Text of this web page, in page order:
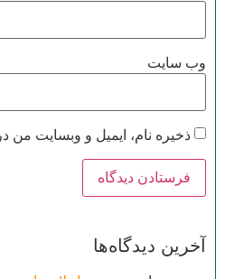
وب‌ سایت
ذخیره نام، ایمیل و وبسایت من
آخرین دیدگاه‌ها